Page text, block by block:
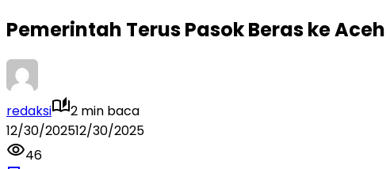
Pemerintah Terus Pasok Beras ke
redaksi
2 min baca
12/30/202512/30/2025
46